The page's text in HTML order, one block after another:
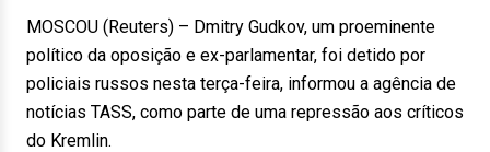
MOSCOU (Reuters) – Dmitry Gudkov, um proeminente
político da oposição e ex-parlamentar, foi detido por
policiais russos nesta terça-feira, informou a agência de
notícias TASS, como parte de uma repressão aos críticos
do Kremlin.